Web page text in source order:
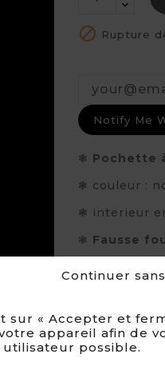
Continuer
sur « Accepter et
appareil afin de
possible.
 Rupture
Notify Me
❃ Pochette
❃ couleur :
❃ interieur
❃ Fausse
Voir la
100%